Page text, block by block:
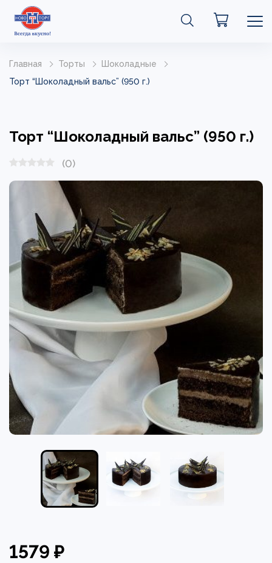
Главная Торты
Шоколадные
Торт “Шоколадный вальс” (950 г.)
Торт “Шоколадный вальс” (950 г.)
(0)
1579 ₽